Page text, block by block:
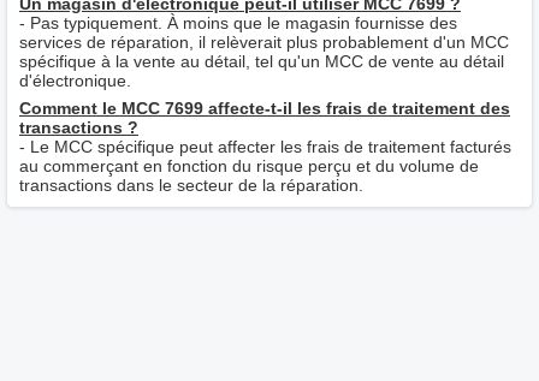
- Pas typiquement. À moins que le magasin fournisse des
services de réparation, il relèverait plus probablement d'un MCC
spécifique à la vente au détail, tel qu'un MCC de vente au détail
d'électronique.
Comment le MCC 7699 affecte-t-il les frais de traitement des
transactions ?
- Le MCC spécifique peut affecter les frais de traitement facturés
au commerçant en fonction du risque perçu et du volume de
transactions dans le secteur de la réparation.